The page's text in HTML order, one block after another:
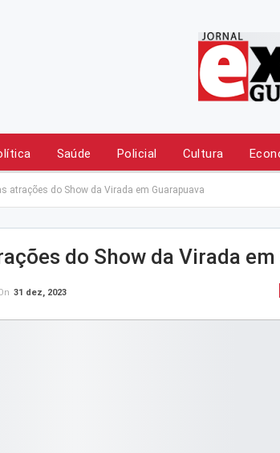
Saúde Policial Cultura
atrações do Show da Virada em Guarapuava
do Show da Virada em
31 dez, 2023